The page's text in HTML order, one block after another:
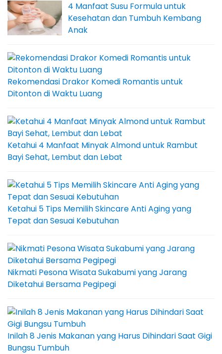
4 Manfaat Susu Formula untuk
Kesehatan dan Tumbuh Kembang
Anak
Rekomendasi Drakor Komedi Romantis untuk
Ditonton di Waktu Luang
Ketahui 4 Manfaat Minyak Almond untuk Rambut
Bayi Sehat, Lembut dan Lebat
Ketahui 5 Tips Memilih Skincare Anti Aging yang
Tepat dan Sesuai Kebutuhan
Nikmati Pesona Wisata Sukabumi yang Jarang
Diketahui Bersama Pegipegi
Inilah 8 Jenis Makanan yang Harus Dihindari Saat Gigi
Bungsu Tumbuh